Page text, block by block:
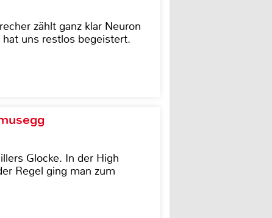
zählt ganz klar Neuron
uns restlos begeistert.
Glocke. In der High
Regel ging man zum